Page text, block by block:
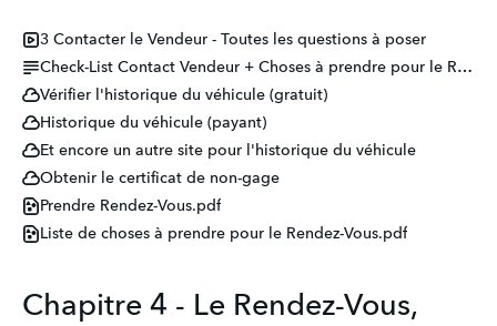
3 Contacter le Vendeur - Toutes les questions à poser
Check-List Contact Vendeur + Choses à prendre pour le RDV
Vérifier l'historique du véhicule (gratuit)
Historique du véhicule (payant)
Et encore un autre site pour l'historique du véhicule
Obtenir le certificat de non-gage
Prendre Rendez-Vous.pdf
Liste de choses à prendre pour le Rendez-Vous.pdf
Chapitre 4 - Le Rendez-Vous,